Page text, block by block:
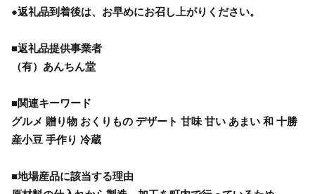
●返礼品到着後は、お早めにお召し上がりください。
■返礼品提供事業者
（有）あんちん堂
■関連キーワード
グルメ 贈り物 おくりもの デザート 甘味 甘い あまい 和 十勝
産小豆 手作り 冷蔵
■地場産品に該当する理由